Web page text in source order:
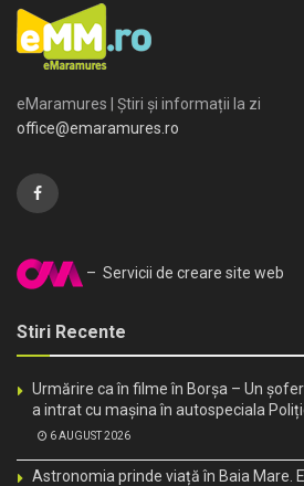
eMaramures | Știri și informații la zi
office@emaramures.ro
– Servicii de creare site web
Stiri Recente
Urmărire ca în filme în Borșa – Un
a intrat cu mașina în autospeciala
6 AUGUST 2026
Astronomia prinde viață în Baia Mare.